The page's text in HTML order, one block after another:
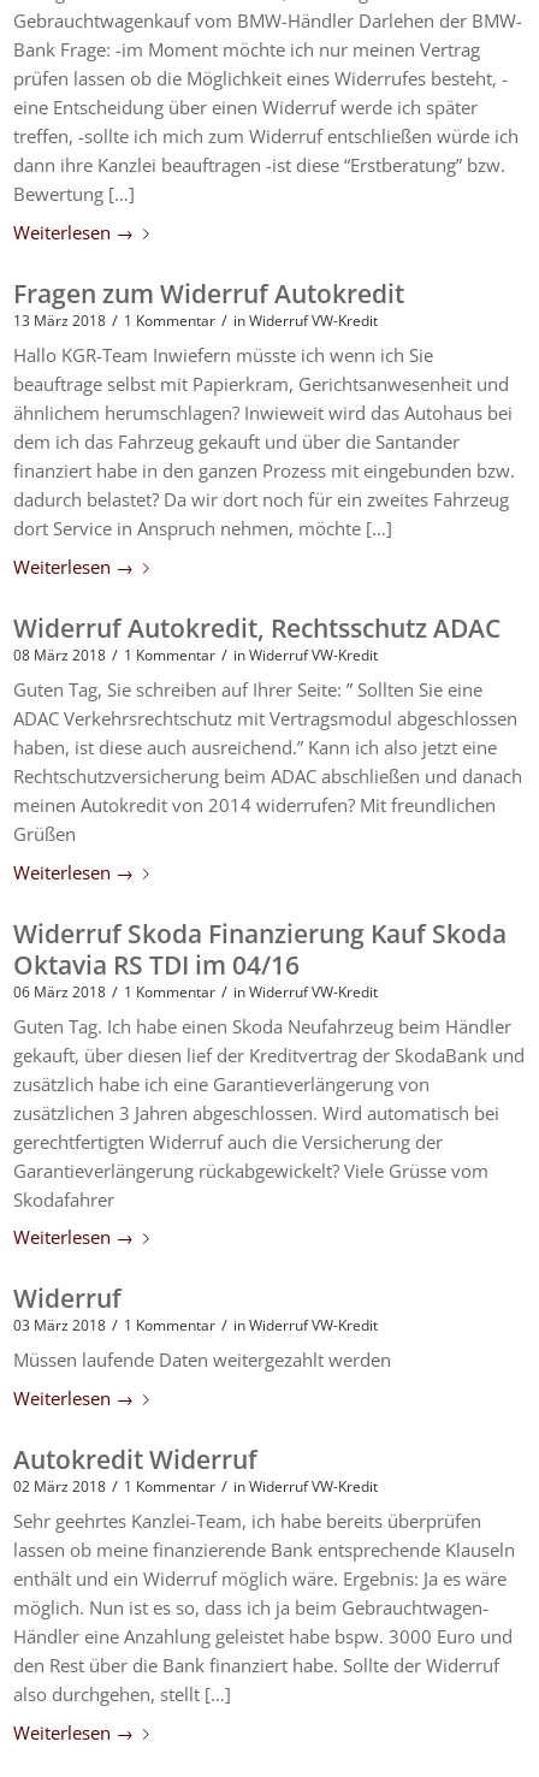
Gebrauchtwagenkauf vom BMW-Händler Darlehen der BMW-
Bank Frage: -im Moment möchte ich nur meinen Vertrag
prüfen lassen ob die Möglichkeit eines Widerrufes besteht, -
eine Entscheidung über einen Widerruf werde ich später
treffen, -sollte ich mich zum Widerruf entschließen würde ich
dann ihre Kanzlei beauftragen -ist diese “Erstberatung” bzw.
Bewertung […]
Weiterlesen →
Fragen zum Widerruf Autokredit
13 März 2018 / 1 Kommentar / inWiderruf VW-Kredit
Hallo KGR-Team Inwiefern müsste ich wenn ich Sie
beauftrage selbst mit Papierkram, Gerichtsanwesenheit und
ähnlichem herumschlagen? Inwieweit wird das Autohaus bei
dem ich das Fahrzeug gekauft und über die Santander
finanziert habe in den ganzen Prozess mit eingebunden bzw.
dadurch belastet? Da wir dort noch für ein zweites Fahrzeug
dort Service in Anspruch nehmen, möchte […]
Weiterlesen →
Widerruf Autokredit, Rechtsschutz ADAC
08 März 2018 / 1 Kommentar / inWiderruf VW-Kredit
Guten Tag, Sie schreiben auf Ihrer Seite: ” Sollten Sie eine
ADAC Verkehrsrechtschutz mit Vertragsmodul abgeschlossen
haben, ist diese auch ausreichend.” Kann ich also jetzt eine
Rechtschutzversicherung beim ADAC abschließen und danach
meinen Autokredit von 2014 widerrufen? Mit freundlichen
Grüßen
Weiterlesen →
Widerruf Skoda Finanzierung Kauf Skoda
Oktavia RS TDI im 04/16
06 März 2018 / 1 Kommentar / inWiderruf VW-Kredit
Guten Tag. Ich habe einen Skoda Neufahrzeug beim Händler
gekauft, über diesen lief der Kreditvertrag der SkodaBank und
zusätzlich habe ich eine Garantieverlängerung von
zusätzlichen 3 Jahren abgeschlossen. Wird automatisch bei
gerechtfertigten Widerruf auch die Versicherung der
Garantieverlängerung rückabgewickelt? Viele Grüsse vom
Skodafahrer
Weiterlesen →
Widerruf
03 März 2018 / 1 Kommentar / inWiderruf VW-Kredit
Müssen laufende Daten weitergezahlt werden
Weiterlesen →
Autokredit Widerruf
02 März 2018 / 1 Kommentar / inWiderruf VW-Kredit
Sehr geehrtes Kanzlei-Team, ich habe bereits überprüfen
lassen ob meine finanzierende Bank entsprechende Klauseln
enthält und ein Widerruf möglich wäre. Ergebnis: Ja es wäre
möglich. Nun ist es so, dass ich ja beim Gebrauchtwagen-
Händler eine Anzahlung geleistet habe bspw. 3000 Euro und
den Rest über die Bank finanziert habe. Sollte der Widerruf
also durchgehen, stellt […]
Weiterlesen →